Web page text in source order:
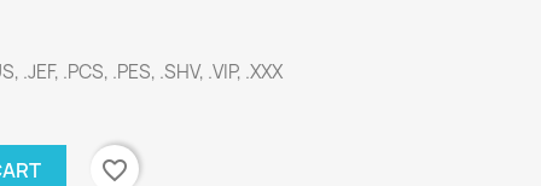
.JEF, .PCS, .PES, .SHV, .VIP, .XXX
favorite_border